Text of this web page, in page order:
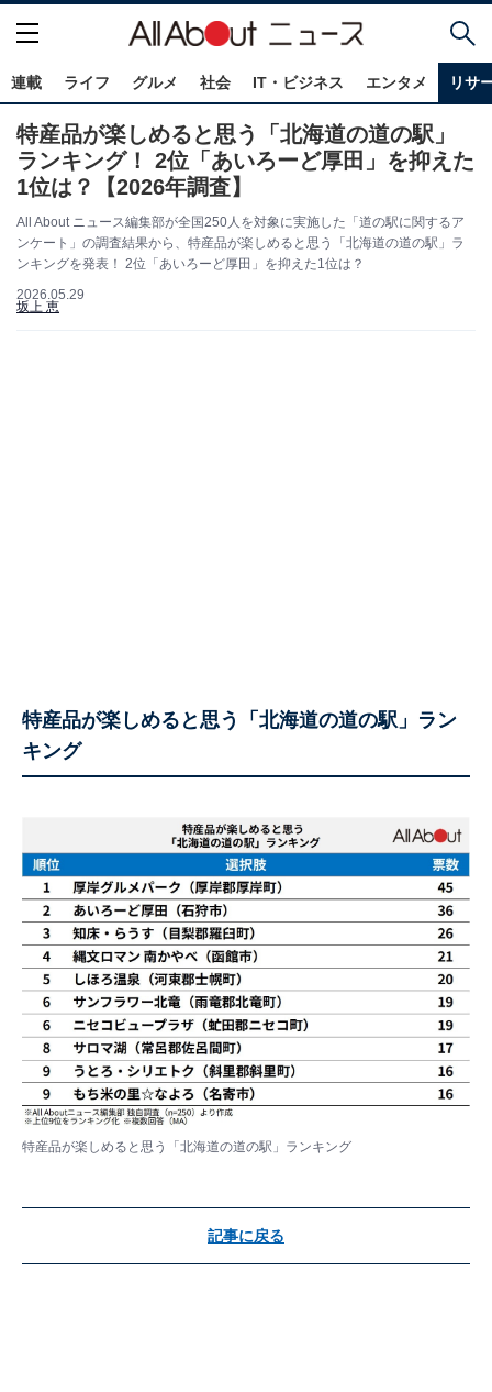
連載 ライフ グルメ 社会 IT・ビジネス エンタメ リサ
特産品が楽しめると思う「北海道の道の駅」
ランキング！ 2位「あいろーど厚田」を抑えた
1位は？【2026年調査】
All About ニュース編集部が全国250人を対象に実施した「道の駅に関するア
ンケート」の調査結果から、特産品が楽しめると思う「北海道の道の駅」ラ
ンキングを発表！ 2位「あいろーど厚田」を抑えた1位は？
2026.05.29
坂上 恵
特産品が楽しめると思う「北海道の道の駅」ラン
キング
特産品が楽しめると思う「北海道の道の駅」ランキング
記事に戻る